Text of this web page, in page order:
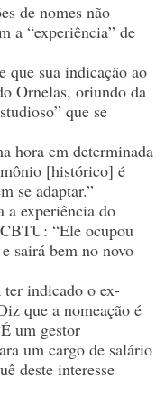
de nomes não
a “experiência” de
que sua indicação ao
Ornelas, oriundo da
que se
hora em determinada
[histórico] é
se adaptar.”
a experiência do
“Ele ocupou
sairá bem no novo
indicado o ex-
que a nomeação é
um gestor
um cargo de salário
deste interesse